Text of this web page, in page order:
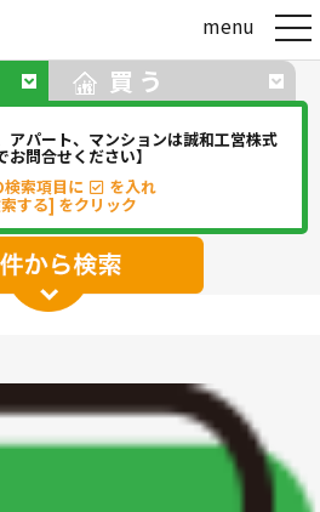
買う
アパート、マンションは誠和工営株式
お問合せください】
検索項目に
を入れ
する] をクリック
ション
一戸建て
menu t
o
g
l
i
g